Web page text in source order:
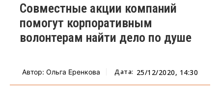
Совместные акции компаний
помогут корпоративным
волонтерам найти дело по душе
Автор: Ольга Еренкова Дата: 25/12/2020, 14:30